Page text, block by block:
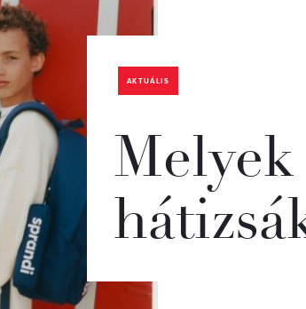
AKTUÁLIS